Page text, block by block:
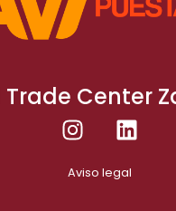
Center
Aviso legal